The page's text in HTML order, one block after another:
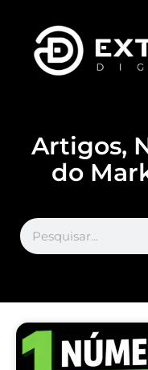
Artigos,
do